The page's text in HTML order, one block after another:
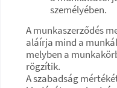
személyében.
A munkaszerződés
aláírja mind a
melyben a
rögzítik.
A szabadság